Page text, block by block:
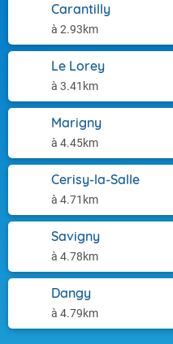
Carantilly
à 2.93km
Le Lorey
à 3.41km
Marigny
à 4.45km
Cerisy-la-Salle
à 4.71km
Savigny
à 4.78km
Dangy
à 4.79km